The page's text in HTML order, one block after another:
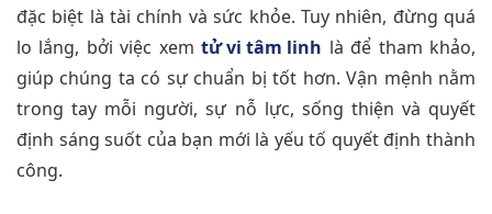
đặc biệt là tài chính và sức khỏe. Tuy nhiên, đừng quá
lo lắng, bởi việc xemtử vi tâm linh là để tham khảo,
giúp chúng ta có sự chuẩn bị tốt hơn. Vận mệnh nằm
trong tay mỗi người, sự nỗ lực, sống thiện và quyết
định sáng suốt của bạn mới là yếu tố quyết định thành
công.